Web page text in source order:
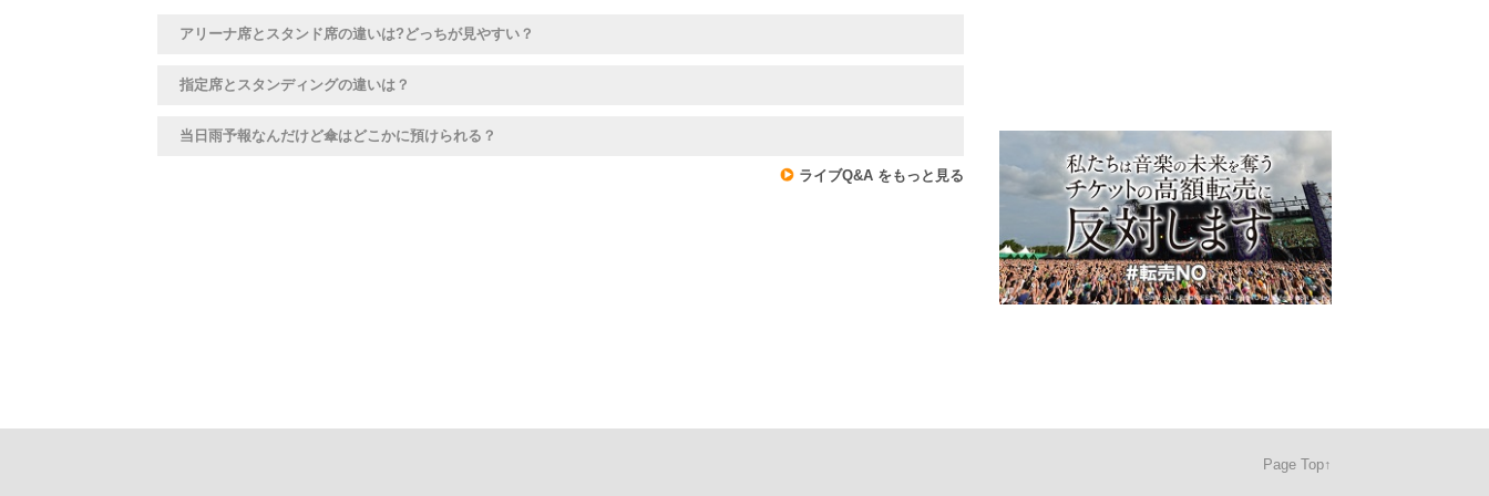
アリーナ席とスタンド席の違いは?どっちが見やすい？
指定席とスタンディングの違いは？
当日雨予報なんだけど傘はどこかに預けられる？
ライブQ&A をもっと見る
Page Top↑